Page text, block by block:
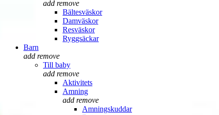
add remove
Bältesväskor
Damväskor
Resväskor
Ryggsäckar
Barn
add remove
Till baby
add remove
Aktivitets
Amning
add remove
Amningskuddar